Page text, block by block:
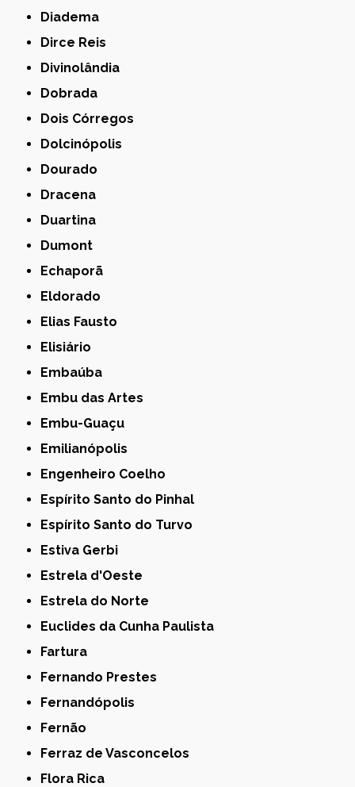
Diadema
Dirce Reis
Divinolândia
Dobrada
Dois Córregos
Dolcinópolis
Dourado
Dracena
Duartina
Dumont
Echaporã
Eldorado
Elias Fausto
Elisiário
Embaúba
Embu das Artes
Embu-Guaçu
Emilianópolis
Engenheiro Coelho
Espírito Santo do Pinhal
Espírito Santo do Turvo
Estiva Gerbi
Estrela d'Oeste
Estrela do Norte
Euclides da Cunha Paulista
Fartura
Fernando Prestes
Fernandópolis
Fernão
Ferraz de Vasconcelos
Flora Rica